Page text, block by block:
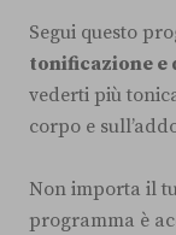
Segui questo
tonificazione e
vederti più
corpo e
Non importa il
programma è